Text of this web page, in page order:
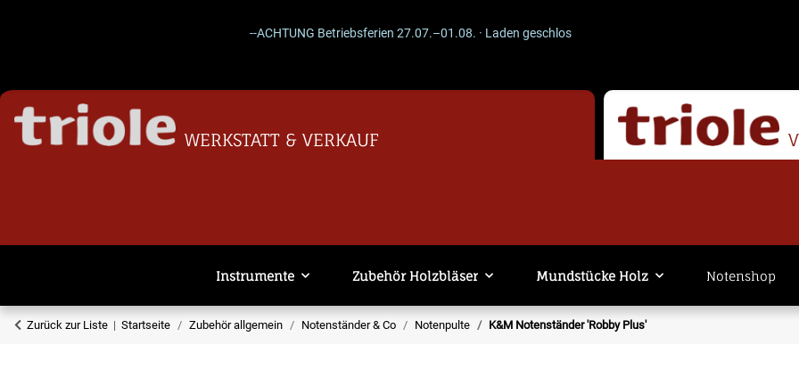
--ACHTUNG Betriebsferien 27.07.–01.08. · Laden geschlossen · Versand läuft weiter. -- ACHTUNG --
WERKSTATT & VERKAUF
Instrumente Zubehör Holzbläser Mundstücke Holz Notenshop
Zurück zur Liste Startseite Zubehör allgemein Notenständer & Co Notenpulte K&M Notenständer 'Robby Plus'